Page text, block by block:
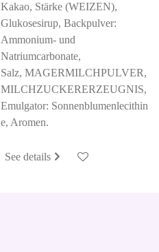
Kakao, Stärke (WEIZEN),
Glukosesirup, Backpulver:
Ammonium- und
Natriumcarbonate,
Salz, MAGERMILCHPULVER,
MILCHZUCKERERZEUGNIS,
Emulgator: Sonnenblumenlecithin
e, Aromen.
See details